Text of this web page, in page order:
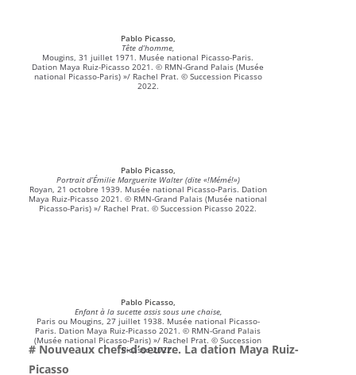
Pablo Picasso,
Tête d’homme,
Mougins, 31 juillet 1971. Musée national Picasso-Paris.
Dation Maya Ruiz-Picasso 2021. © RMN-Grand Palais (Musée
national Picasso-Paris) »/ Rachel Prat. © Succession Picasso
2022.
Pablo Picasso,
Portrait d’Émilie Marguerite Walter (dite «!Mémé!»)
Royan, 21 octobre 1939. Musée national Picasso-Paris. Dation
Maya Ruiz-Picasso 2021. © RMN-Grand Palais (Musée national
Picasso-Paris) »/ Rachel Prat. © Succession Picasso 2022.
Pablo Picasso,
Enfant à la sucette assis sous une chaise,
Paris ou Mougins, 27 juillet 1938. Musée national Picasso-
Paris. Dation Maya Ruiz-Picasso 2021. © RMN-Grand Palais
(Musée national Picasso-Paris) »/ Rachel Prat. © Succession
Picasso 2022.
# Nouveaux chefs-d’oeuvre. La dation Maya Ruiz-
Picasso